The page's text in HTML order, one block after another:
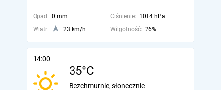
Opad: 0 mm Ciśnienie: 1014 hPa
Wiatr:
23 km/h Wilgotność: 26%
14:00
35°C
Bezchmurnie, słonecznie